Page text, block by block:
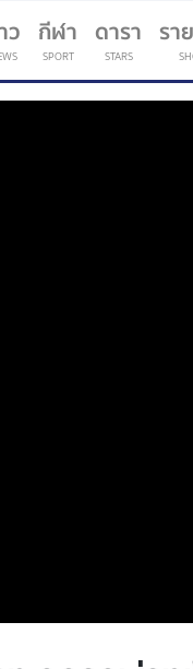
ว กีฬา
SPORT
(current)
ดารา
STARS
รา